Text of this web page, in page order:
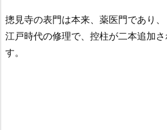
摠見寺の表門は本来、薬医門であり、
江戸時代の修理で、控柱が二本追加
す。